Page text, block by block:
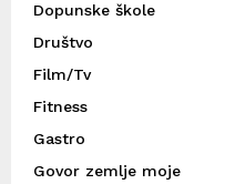
Dopunske škole
Društvo
Film/Tv
Fitness
Gastro
Govor zemlje moje